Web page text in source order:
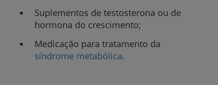
Suplementos de testosterona ou de
hormona do crescimento;
Medicação para tratamento da
síndrome metabólica.